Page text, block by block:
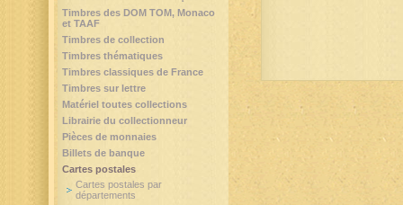
Timbres des DOM TOM, Monaco
et TAAF
Timbres de collection
Timbres thématiques
Timbres classiques de France
Timbres sur lettre
Matériel toutes collections
Librairie du collectionneur
Pièces de monnaies
Billets de banque
Cartes postales
Cartes postales par
départements